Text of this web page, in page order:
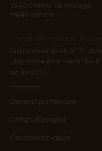
2840 Chemin de Rosarge
69140 Vancia
Disponibles de 9h à 17h, du
Disponible pour répondre
de 9h à 17h.
Devenir partenaire
Offres d'emploi
Contactez-nous